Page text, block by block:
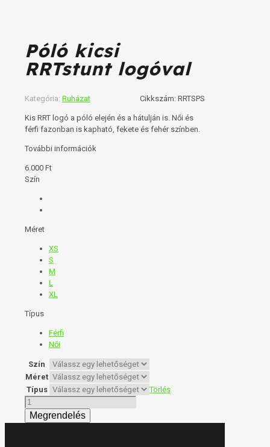
Póló kicsi
RRTstunt logóval
Kategória: Ruházat Cikkszám: RRTSPS
Kis RRT logó a póló elején és a hátulján is. Női és
férfi fazonban is kapható, fekete és fehér színben.
További információk
6.000 Ft
Szín
Méret
XS
S
M
L
XL
Típus
Férfi
Női
Szín
Méret
Típus
Törlés
Póló
kicsi
RRTstunt